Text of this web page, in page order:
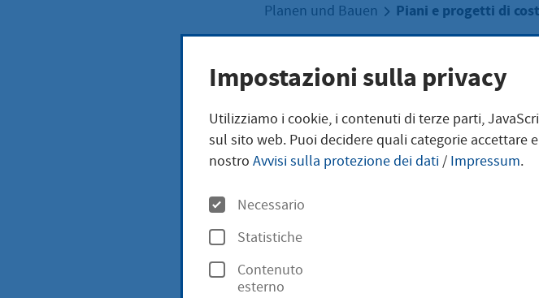
Planen und Bauen
Piani e progetti di
Piani e
costruzione
Qui troverete informazioni sui
edilizi in corso a Hofheim.
Impostazioni sulla privacy
Utilizziamo i cookie, i contenuti di terze parti,
sul sito web. Puoi decidere quali categorie
nostro Avvisi sulla protezione dei dati / Impressum.
O
p
z
i
Necessario
Statistiche
Contenuto
esterno